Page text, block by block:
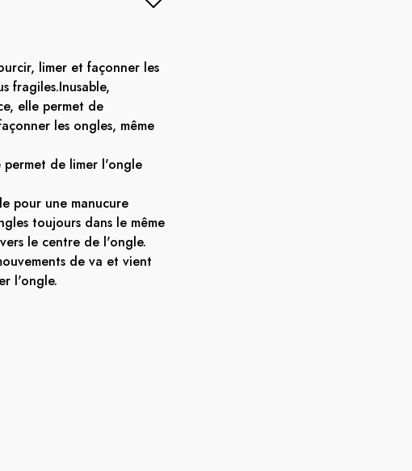
limer et façonner les
fragiles.Inusable,
elle permet de
les ongles, même
permet de limer l'ongle
pour une manucure
toujours dans le même
le centre de l'ongle.
de va et vient
l'ongle.